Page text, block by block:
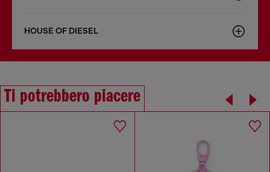
HOUSE OF DIESEL
Ti potrebbero piacere